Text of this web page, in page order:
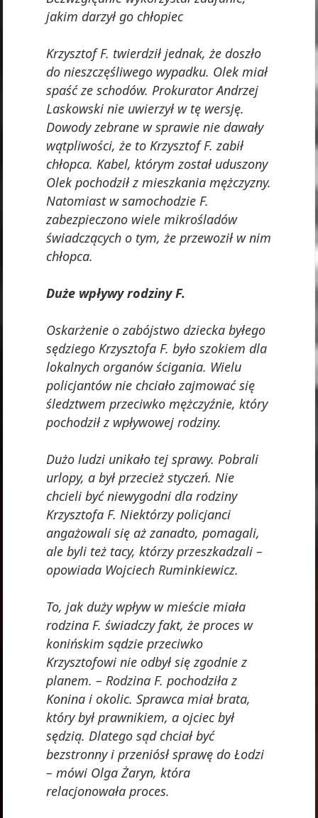
jakim darzył go chłopiec
Krzysztof F. twierdził jednak, że doszło
do nieszczęśliwego wypadku. Olek miał
spaść ze schodów. Prokurator Andrzej
Laskowski nie uwierzył w tę wersję.
Dowody zebrane w sprawie nie dawały
wątpliwości, że to Krzysztof F. zabił
chłopca. Kabel, którym został uduszony
Olek pochodził z mieszkania mężczyzny.
Natomiast w samochodzie F.
zabezpieczono wiele mikrośladów
świadczących o tym, że przewoził w nim
chłopca.
Duże wpływy rodziny F.
Oskarżenie o zabójstwo dziecka byłego
sędziego Krzysztofa F. było szokiem dla
lokalnych organów ścigania. Wielu
policjantów nie chciało zajmować się
śledztwem przeciwko mężczyźnie, który
pochodził z wpływowej rodziny.
Dużo ludzi unikało tej sprawy. Pobrali
urlopy, a był przecież styczeń. Nie
chcieli być niewygodni dla rodziny
Krzysztofa F. Niektórzy policjanci
angażowali się aż zanadto, pomagali,
ale byli też tacy, którzy przeszkadzali –
opowiada Wojciech Ruminkiewicz.
To, jak duży wpływ w mieście miała
rodzina F. świadczy fakt, że proces w
konińskim sądzie przeciwko
Krzysztofowi nie odbył się zgodnie z
planem. – Rodzina F. pochodziła z
Konina i okolic. Sprawca miał brata,
który był prawnikiem, a ojciec był
sędzią. Dlatego sąd chciał być
bezstronny i przeniósł sprawę do Łodzi
– mówi Olga Żaryn, która
relacjonowała proces.